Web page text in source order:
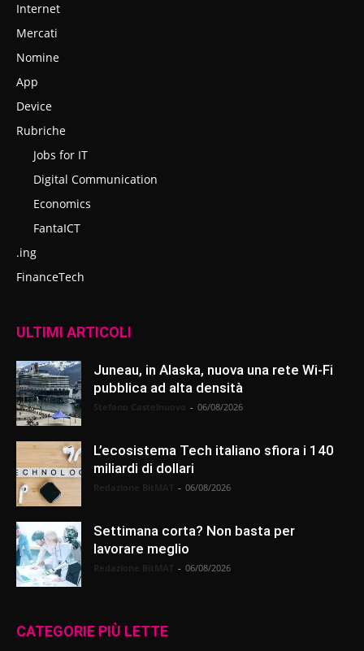
Internet
Mercati
Nomine
App
Device
Rubriche
Jobs for IT
Digital Communication
Economics
FantaICT
.ing
FinanceTech
ULTIMI ARTICOLI
Juneau, in Alaska, nuova una rete Wi-Fi
pubblica ad alta densità
- 06/08/2026
L’ecosistema Tech italiano sfiora i 140
miliardi di dollari
- 06/08/2026
Settimana corta? Non basta per
lavorare meglio
- 06/08/2026
CATEGORIE PIÙ LETTE